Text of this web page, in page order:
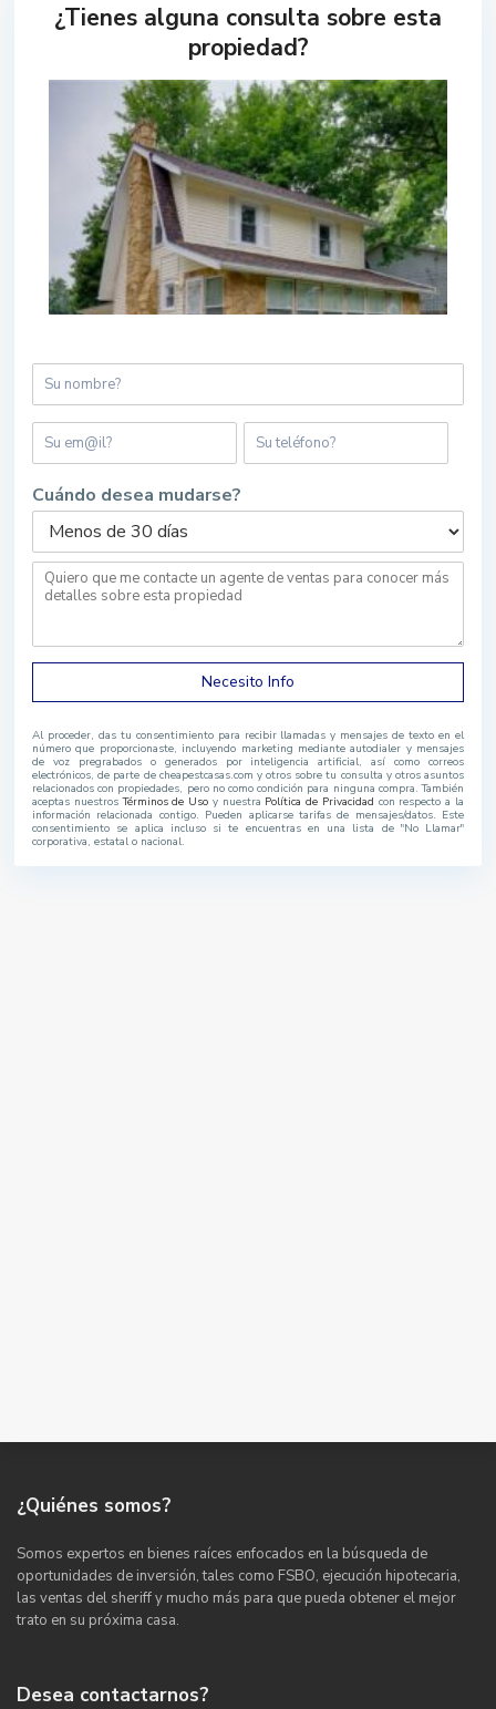
¿Tienes alguna consulta sobre esta
propiedad?
Cuándo desea mudarse?
Necesito Info
Al proceder, das tu consentimiento para recibir llamadas y mensajes de texto en el
número que proporcionaste, incluyendo marketing mediante autodialer y mensajes
de voz pregrabados o generados por inteligencia artificial, así como correos
electrónicos, de parte de cheapestcasas.com y otros sobre tu consulta y otros asuntos
relacionados con propiedades, pero no como condición para ninguna compra. También
aceptas nuestrosTérminos de Uso y nuestra Política de Privacidad con respecto a la
información relacionada contigo. Pueden aplicarse tarifas de mensajes/datos. Este
consentimiento se aplica incluso si te encuentras en una lista de "No Llamar"
corporativa, estatal o nacional.
¿Quiénes somos?
Somos expertos en bienes raíces enfocados en la búsqueda de
oportunidades de inversión, tales como FSBO, ejecución hipotecaria,
las ventas del sheriff y mucho más para que pueda obtener el mejor
trato en su próxima casa.
Desea contactarnos?